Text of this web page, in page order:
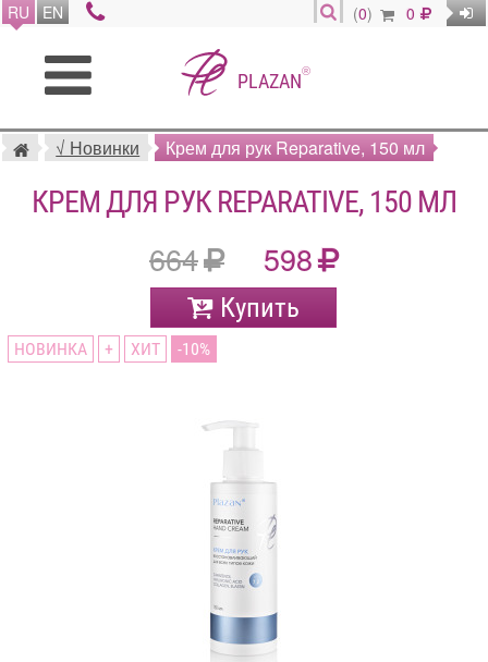
RU EN (0) 0
PLAZAN®
√ Новинки Крем для рук Reparative, 150 мл
КРЕМ ДЛЯ РУК REPARATIVE, 150 МЛ
664 598
Купить
НОВИНКА + ХИТ 10